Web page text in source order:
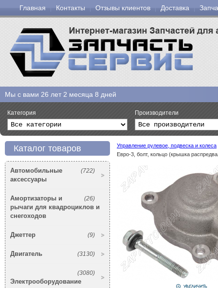
Главная Контакты Отзывы клиентов Доставка
Мы с вами 26 лет 2 месяца 8 дней
Категория Производители
Каталог товаров
(722)
Автомобильные
аксессуары
(26)
Амортизаторы и
рычаги для квадроциклов и
снегоходов
(9)
Джеттер
(3130)
Двигатель
(3080)
Электрооборудование
Управление рулевое, подвеска и колеса
Евро-3, болт, кольцо (крышка